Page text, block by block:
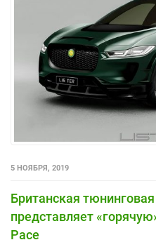
5 НОЯБРЯ, 2019
Британская
представляет
Pace